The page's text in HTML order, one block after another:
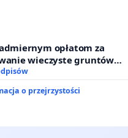
opłatom za
wieczyste gruntów
przez rodzinne ogrody
o przejrzystości